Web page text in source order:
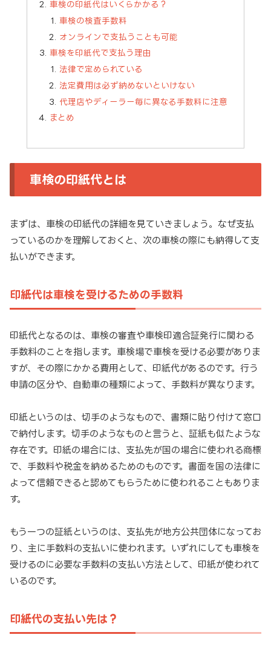
車検の印紙代はいくらかかる？
車検の検査手数料
オンラインで支払うことも可能
車検を印紙代で支払う理由
法律で定められている
法定費用は必ず納めないといけない
代理店やディーラー毎に異なる手数料に注意
まとめ
車検の印紙代とは
まずは、車検の印紙代の詳細を見ていきましょう。なぜ支払
っているのかを理解しておくと、次の車検の際にも納得して支
払いができます。
印紙代は車検を受けるための手数料
印紙代となるのは、車検の審査や車検印適合証発行に関わる
手数料のことを指します。車検場で車検を受ける必要がありま
すが、その際にかかる費用として、印紙代があるのです。行う
申請の区分や、自動車の種類によって、手数料が異なります。
印紙というのは、切手のようなもので、書類に貼り付けて窓口
で納付します。切手のようなものと言うと、証紙も似たような
存在です。印紙の場合には、支払先が国の場合に使われる商標
で、手数料や税金を納めるためのものです。書面を国の法律に
よって信頼できると認めてもらうために使われることもありま
す。
もう一つの証紙というのは、支払先が地方公共団体になってお
り、主に手数料の支払いに使われます。いずれにしても車検を
受けるのに必要な手数料の支払い方法として、印紙が使われて
いるのです。
印紙代の支払い先は？